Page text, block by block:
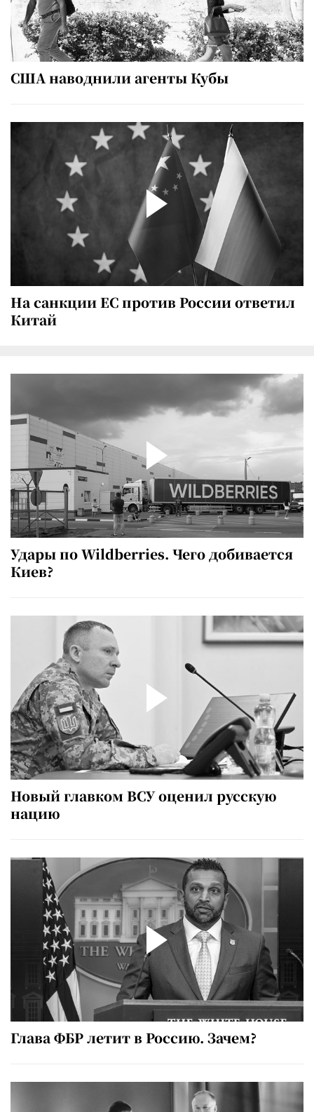
США наводнили агенты Кубы
На санкции ЕС против России ответил
Китай
Удары по Wildberries. Чего добивается
Киев?
Новый главком ВСУ оценил русскую
нацию
Глава ФБР летит в Россию. Зачем?